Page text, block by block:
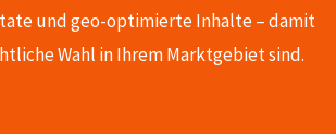
und geo-optimierte Inhalte – damit
Wahl in Ihrem Marktgebiet sind.